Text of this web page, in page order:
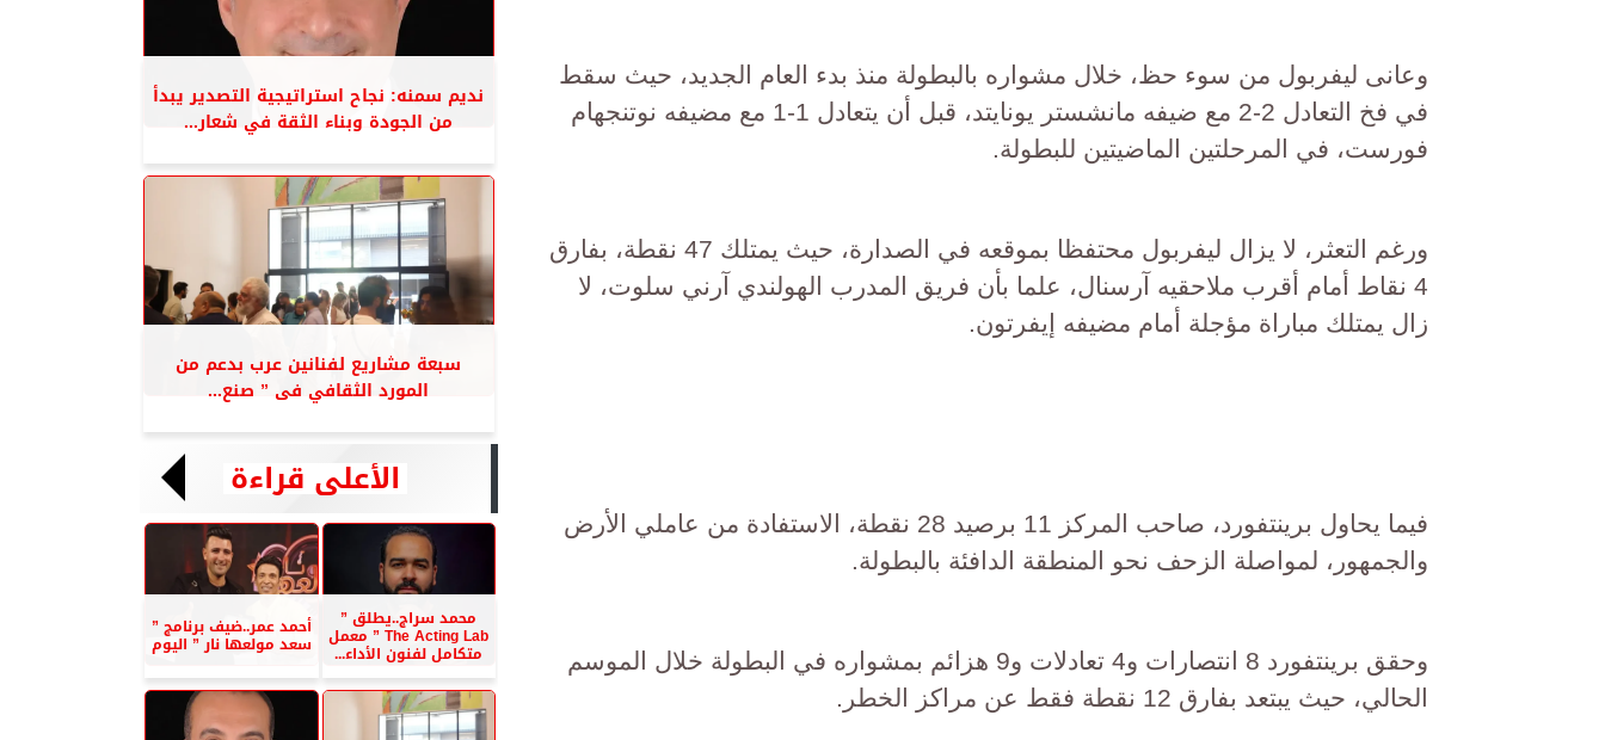
وعانى ليفربول من سوء حظ، خلال مشواره بالبطولة منذ بدء العام الجديد، حيث سقط
في فخ التعادل 2-2 مع ضيفه مانشستر يونايتد، قبل أن يتعادل 1-1 مع مضيفه نوتنجهام
فورست، في المرحلتين الماضيتين للبطولة.
ورغم التعثر، لا يزال ليفربول محتفظا بموقعه في الصدارة، حيث يمتلك 47 نقطة، بفارق
4 نقاط أمام أقرب ملاحقيه آرسنال، علما بأن فريق المدرب الهولندي آرني سلوت، لا
زال يمتلك مباراة مؤجلة أمام مضيفه إيفرتون.
فيما يحاول برينتفورد، صاحب المركز 11 برصيد 28 نقطة، الاستفادة من عاملي الأرض
والجمهور، لمواصلة الزحف نحو المنطقة الدافئة بالبطولة.
وحقق برينتفورد 8 انتصارات و4 تعادلات و9 هزائم بمشواره في البطولة خلال الموسم
الحالي، حيث يبتعد بفارق 12 نقطة فقط عن مراكز الخطر.
نديم سمنه: نجاح استراتيجية التصدير يبدأ
من الجودة وبناء الثقة في شعار...
سبعة مشاريع لفنانين عرب بدعم من
المورد الثقافي فى ” صنع...
الأعلى قراءة
محمد سراج..يطلق ”
The Acting Lab ” معمل
متكامل لفنون الأداء...
أحمد عمر..ضيف برنامج ”
سعد مولعها نار ” اليوم